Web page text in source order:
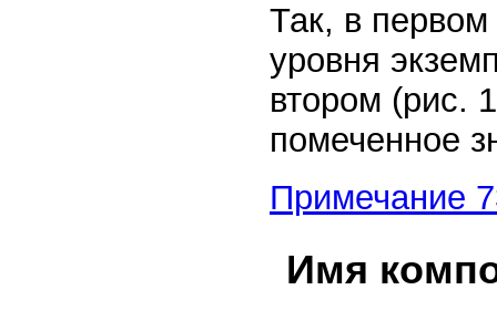
Так, в
уровня
втором (рис.
помеченное
Примечание
Имя